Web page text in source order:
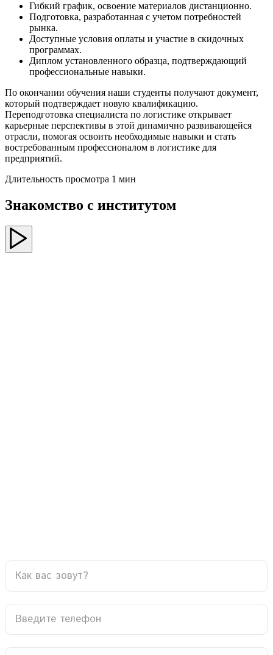
Гибкий график, освоение материалов дистанционно.
Подготовка, разработанная с учетом потребностей
рынка.
Доступные условия оплаты и участие в скидочных
программах.
Диплом установленного образца, подтверждающий
профессиональные навыки.
По окончании обучения наши студенты получают документ,
который подтверждает новую квалификацию.
Переподготовка специалиста по логистике открывает
карьерные перспективы в этой динамично развивающейся
отрасли, помогая освоить необходимые навыки и стать
востребованным профессионалом в логистике для
предприятий.
Длительность просмотра 1 мин
Знакомство с институтом